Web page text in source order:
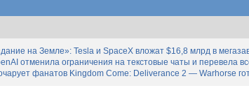
на Земле»: Tesla и SpaceX вложат $16,8 млрд в
отменила ограничения на текстовые чаты и перевела
фанатов Kingdom Come: Deliverance 2 — Warhorse